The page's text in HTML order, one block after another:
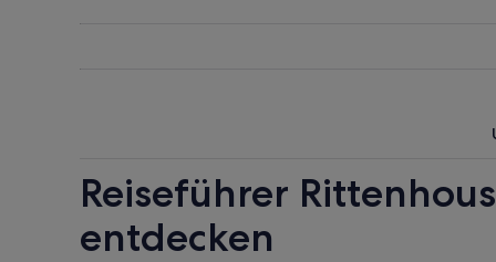
-
Reiseführer
entdecken